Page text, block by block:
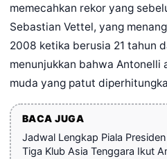
memecahkan rekor yang
Sebastian Vettel, yang
2008 ketika berusia 21 tahun
menunjukkan bahwa Antonelli
muda yang patut
BACA JUGA
Jadwal Lengkap Piala
Tiga Klub Asia Tenggara Ikut